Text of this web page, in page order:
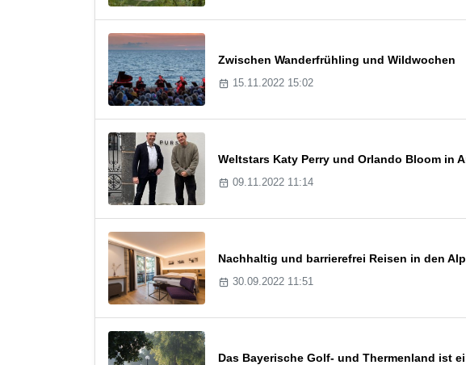
Zwischen Wanderfrühling und Wildwochen
15.11.2022 15:02
Weltstars Katy Perry und Orlando Bloom in
09.11.2022 11:14
Nachhaltig und barrierefrei Reisen in den
30.09.2022 11:51
Das Bayerische Golf- und Thermenland ist